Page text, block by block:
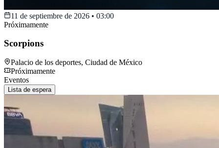
11 de septiembre de 2026 • 03:00
Próximamente
Scorpions
Palacio de los deportes, Ciudad de México
Próximamente
Eventos
Lista de espera